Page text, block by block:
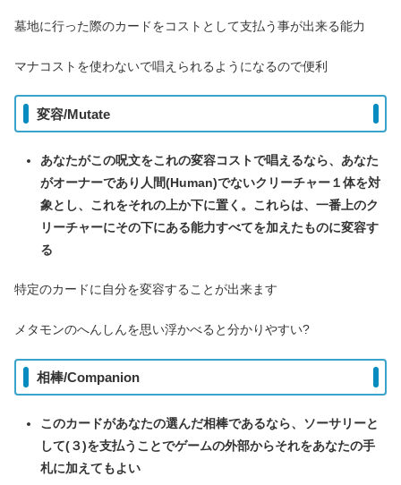
墓地に行った際のカードをコストとして支払う事が出来る能力
マナコストを使わないで唱えられるようになるので便利
変容/Mutate
あなたがこの呪文をこれの変容コストで唱えるなら、あなた
がオーナーであり人間(Human)でないクリーチャー１体を対
象とし、これをそれの上か下に置く。これらは、一番上のク
リーチャーにその下にある能力すべてを加えたものに変容す
る
特定のカードに自分を変容することが出来ます
メタモンのへんしんを思い浮かべると分かりやすい?
相棒/Companion
このカードがあなたの選んだ相棒であるなら、ソーサリーと
して(３)を支払うことでゲームの外部からそれをあなたの手
札に加えてもよい